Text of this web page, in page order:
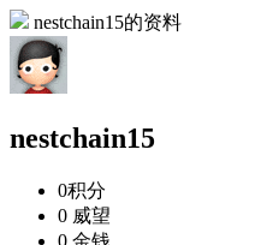
nestchain15的资料
nestchain15
0积分
0 威望
0 金钱